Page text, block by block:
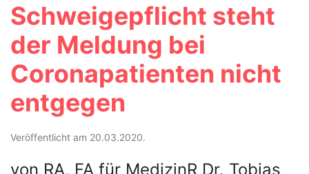
Schweigepflicht steht
der Meldung bei
Coronapatienten nicht
entgegen
Veröffentlicht am 20.03.2020.
von RA, FA für MedizinR Dr. Tobias